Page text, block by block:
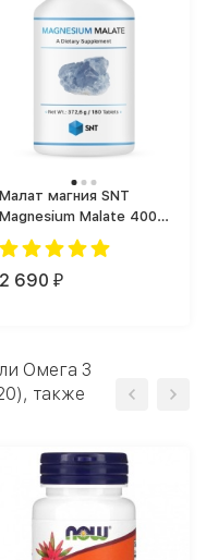
Малат магния SNT
Magnesium Malate 400
(180 tabs)
2 690 ₽
Омега 3
также